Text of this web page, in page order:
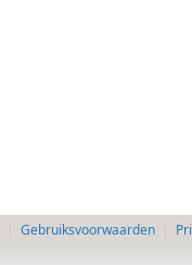
Gebruiksvoorwaarden